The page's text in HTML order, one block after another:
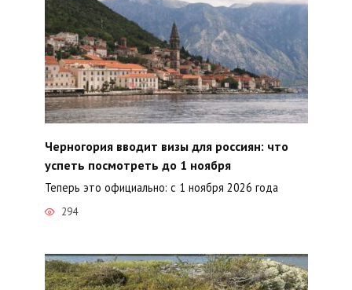
Черногория вводит визы для россиян: что
успеть посмотреть до 1 ноября
Теперь это официально: с 1 ноября 2026 года
294